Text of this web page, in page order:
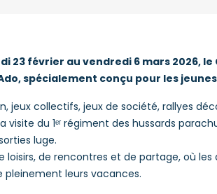
23 février au vendredi 6 mars 2026,
spécialement conçu pour les jeunes
jeux collectifs, jeux de société, rallyes
du 1ᵉʳ régiment des hussards
luge.
loisirs, de rencontres et de partage, où
leurs vacances.